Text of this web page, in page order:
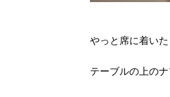
やっと席に着いた
テーブルの上の